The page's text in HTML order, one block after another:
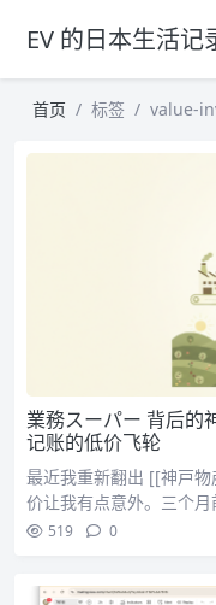
EV 的日本生活记
首页 标签 value-
業務スーパー 背后的
记账的低价飞轮
最近我重新翻出 [[神戸
价让我有点意外。三个
519 0